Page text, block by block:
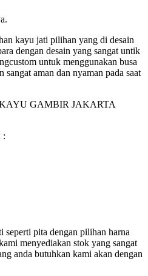
kayu jati pilihan yang di desain
dengan desain yang sangat untik
untuk menggunakan busa
sangat aman dan nyaman pada saat
:
pita dengan pilihan harna
menyediakan stok yang sangat
anda butuhkan kami akan dengan